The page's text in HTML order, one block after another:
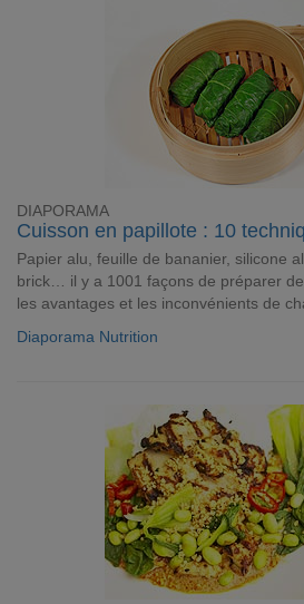
DIAPORAMA
Cuisson en papillote : 10
Papier alu, feuille de bananier, silicone
brick… il y a 1001 façons de préparer
les avantages et les inconvénients de
Diaporama Nutrition